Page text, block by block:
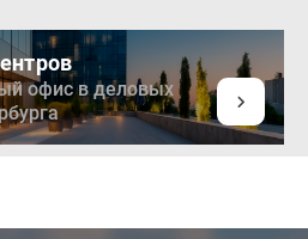
офис в деловых